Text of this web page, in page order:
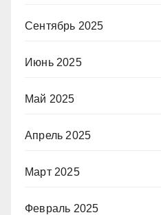
Сентябрь 2025
Июнь 2025
Май 2025
Апрель 2025
Март 2025
Февраль 2025